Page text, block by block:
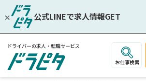
公式LINEで求人情報GET
ドライバーの求人・転職サービス
お仕事検索